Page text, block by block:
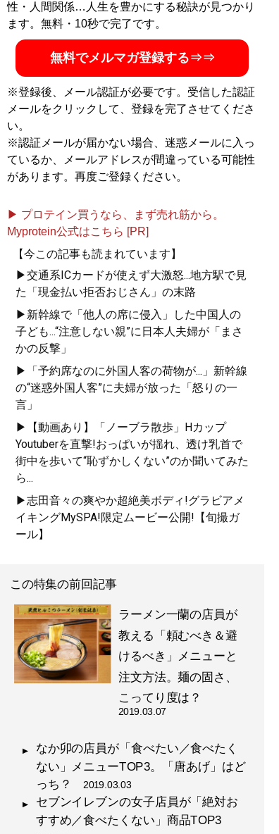
性・人間関係…人生を豊かにする秘訣が見つかり
ます。無料・10秒で完了です。
無料でメルマガ登録する⇒⇒
※登録後、メール認証が必要です。受信した認証
メールをクリックして、登録を完了させてくださ
い。
※認証メールが届かない場合、迷惑メールに入っ
ているか、メールアドレスが間違っている可能性
があります。再度ご登録ください。
▶ プロテイン買うなら、まず売れ筋から。
Myprotein公式はこちら [PR]
【今この記事も読まれています】
▶交通系ICカードが使えず大激怒...地方駅で見
た「現金払い拒否おじさん」の末路
▶新幹線で「他人の席に侵入」した中国人の
子ども...“注意しない親”に日本人夫婦が「まさ
かの反撃」
▶「予約席なのに外国人客の荷物が...」新幹線
の“迷惑外国人客”に夫婦が放った「怒りの一
言」
▶【動画あり】「ノーブラ散歩」Hカップ
Youtuberを直撃!おっぱいが揺れ、透け乳首で
街中を歩いて“恥ずかしくない”のか聞いてみた
ら...
▶志田音々の爽やか超絶美ボディ!グラビアメ
イキングMySPA!限定ムービー公開!【旬撮ガ
ール】
この特集の前回記事
ラーメン一蘭の店員が
教える「頼むべき＆避
けるべき」メニューと
注文方法。麺の固さ、
こってり度は？
2019.03.07
なか卯の店員が「食べたい／食べたく
ない」メニューTOP3。「唐あげ」はど
っち？ 2019.03.03
セブンイレブンの女子店員が「絶対お
すすめ／食べたくない」商品TOP3